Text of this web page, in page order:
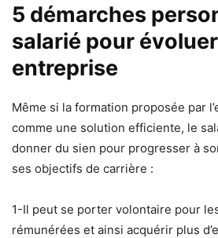
5 démarches
salarié pour
entreprise
Même si la formation proposée par
comme une solution efficiente, le
donner du sien pour progresser à
ses objectifs de carrière :
1-Il peut se porter volontaire pour
rémunérées et ainsi acquérir plus